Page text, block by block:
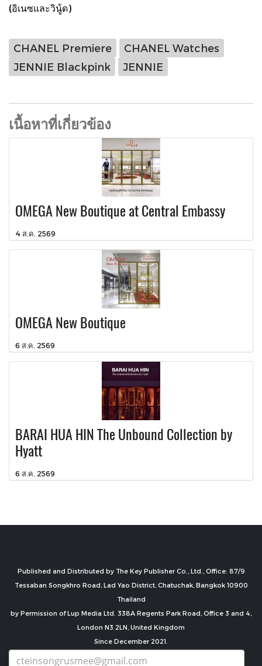
(อิเนซและวินู้ด)
CHANEL Premiere
CHANEL Watches
JENNIE Blackpink
JENNIE
เนื้อหาที่เกี่ยวข้อง
OMEGA New Boutique at Central Embassy
4 ส.ค. 2569
OMEGA New Boutique
6 ส.ค. 2569
BARAI HUA HIN The Unbound Collection by
Hyatt
6 ส.ค. 2569
Published and Distributed by The Key Publisher Co., Ltd., Office: 87/9
Tessaban Songkhro Road, Lad Yao District, Chatuchak, Bangkok 10900
Thailand
by Permission of Lup Media Ltd. 338A Regents Park Road, Office 3 and 4,
London N3 2LN, United Kingdom
Since December 2021.